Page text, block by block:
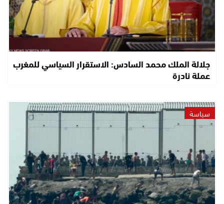
جلالة الملك محمد السادس: الاستقرار السياسي للمغرب
عملة نادرة
سياسة